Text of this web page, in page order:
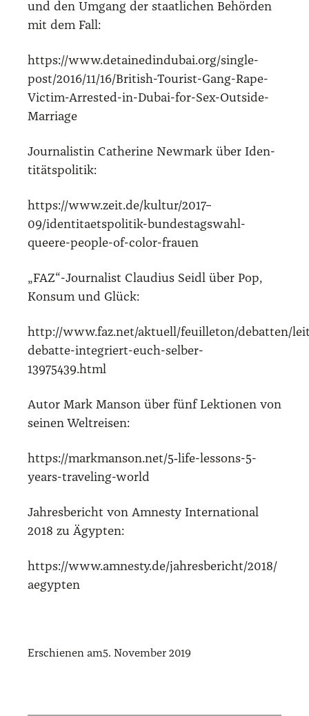
und den Umgang der staat­li­chen Behör­den
mit dem Fall:
https://www.detainedindubai.org/single-
post/2016/11/16/British-Tourist-Gang-Rape-
Victim-Arrested-in-Dubai-for-Sex-Outside-
Marriage
Jour­na­lis­tin Cathe­ri­ne New­mark über Iden­
ti­täts­po­li­tik:
https://www.zeit.de/kultur/2017–
09/identitaetspolitik-bundestagswahl-
queere-people-of-color-frauen
„FAZ“-Journalist Clau­di­us Seidl über Pop,
Kon­sum und Glück:
http://www.faz.net/aktuell/feuilleton/debatten/
debatte-integriert-euch-selber-
13975439.html
Autor Mark Man­son über fünf Lek­tio­nen von
sei­nen Welt­rei­sen:
https://markmanson.net/5‑life-lessons-5-
years-traveling-world
Jah­res­be­richt von Amnes­ty Inter­na­tio­nal
2018 zu Ägyp­ten:
https://www.amnesty.de/jahresbericht/2018/
aegypten
Erschienen am5. November 2019